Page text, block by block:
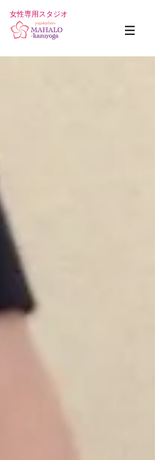
女性専用スタジオ